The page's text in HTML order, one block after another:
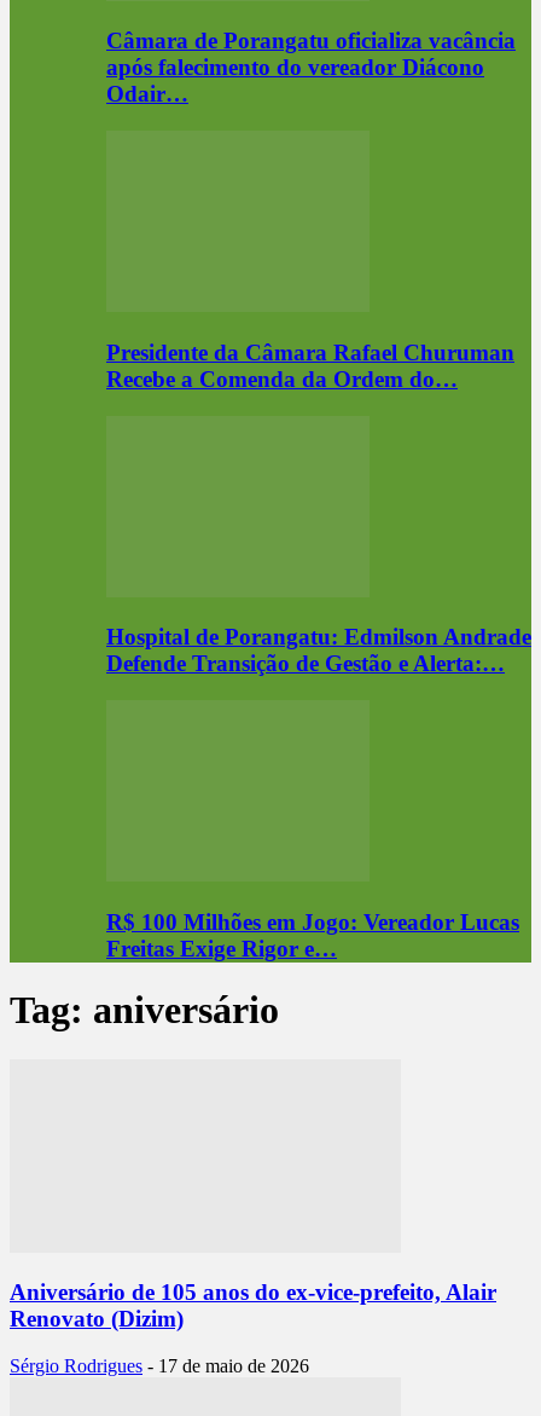
Câmara de Porangatu oficializa vacância
após falecimento do vereador Diácono
Odair…
Presidente da Câmara Rafael Churuman
Recebe a Comenda da Ordem do…
Hospital de Porangatu: Edmilson Andrade
Defende Transição de Gestão e Alerta:…
R$ 100 Milhões em Jogo: Vereador Lucas
Freitas Exige Rigor e…
Tag: aniversário
Aniversário de 105 anos do ex-vice-prefeito, Alair
Renovato (Dizim)
Sérgio Rodrigues - 17 de maio de 2026